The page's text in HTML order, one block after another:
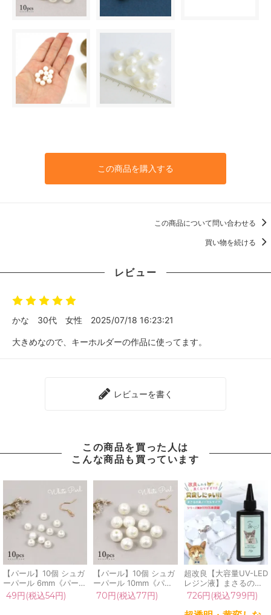
この商品を購入する
この商品について問い合わせる
買い物を続ける
レビュー
かな 30代 女性 2025/07/18 16:23:21
大きめなので、キーホルダーの作品に使ってます。
レビューを書く
この商品を買った人は
こんな商品も買っています
【パール】10個 シュガ
ーパール 6mm《パール
ホワイト》[コットンパ
ール風,軽い,お買い得,
49円(税込54円)
【パール】10個 シュガ
ーパール 10mm《パー
ルホワイト》[コットン
パール風,軽い,お買い
70円(税込77円)
超改良【大容量UV-LED
レジン液】まさるの涙
ver.03 超透明 70g 初心
者 作家 コーティング
ハード 黄変しない 高品
726円(税込799円)